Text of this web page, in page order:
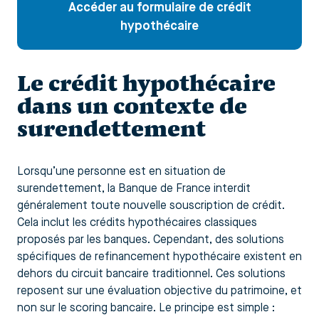
Accéder au formulaire de crédit
hypothécaire
Le crédit hypothécaire
dans un contexte de
surendettement
Lorsqu’une personne est en situation de
surendettement, la Banque de France interdit
généralement toute nouvelle souscription de crédit.
Cela inclut les crédits hypothécaires classiques
proposés par les banques. Cependant, des solutions
spécifiques de refinancement hypothécaire existent en
dehors du circuit bancaire traditionnel. Ces solutions
reposent sur une évaluation objective du patrimoine, et
non sur le scoring bancaire. Le principe est simple :